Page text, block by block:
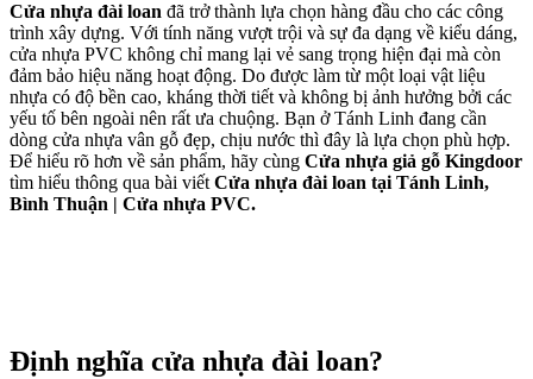
Cửa nhựa đài loan đã trở thành lựa chọn hàng đầu cho các công
trình xây dựng. Với tính năng vượt trội và sự đa dạng về kiểu dáng,
cửa nhựa PVC không chỉ mang lại vẻ sang trọng hiện đại mà còn
đảm bảo hiệu năng hoạt động. Do được làm từ một loại vật liệu
nhựa có độ bền cao, kháng thời tiết và không bị ảnh hưởng bởi các
yếu tố bên ngoài nên rất ưa chuộng. Bạn ở Tánh Linh đang cần
dòng cửa nhựa vân gỗ đẹp, chịu nước thì đây là lựa chọn phù hợp.
Để hiểu rõ hơn về sản phẩm, hãy cùng Cửa nhựa giả gỗ Kingdoor
tìm hiểu thông qua bài viết Cửa nhựa đài loan tại Tánh Linh,
Bình Thuận | Cửa nhựa PVC.
Định nghĩa cửa nhựa đài loan?